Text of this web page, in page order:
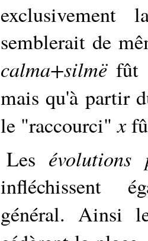
semblerait de
calma+silmëfût
mais qu'à partir
le "raccourci"x
Les évolutions
infléchissent
général. Ainsi